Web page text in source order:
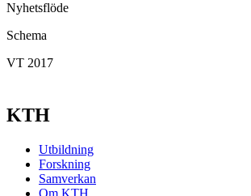
Nyhetsflöde
Schema
VT 2017
KTH
Utbildning
Forskning
Samverkan
Om KTH